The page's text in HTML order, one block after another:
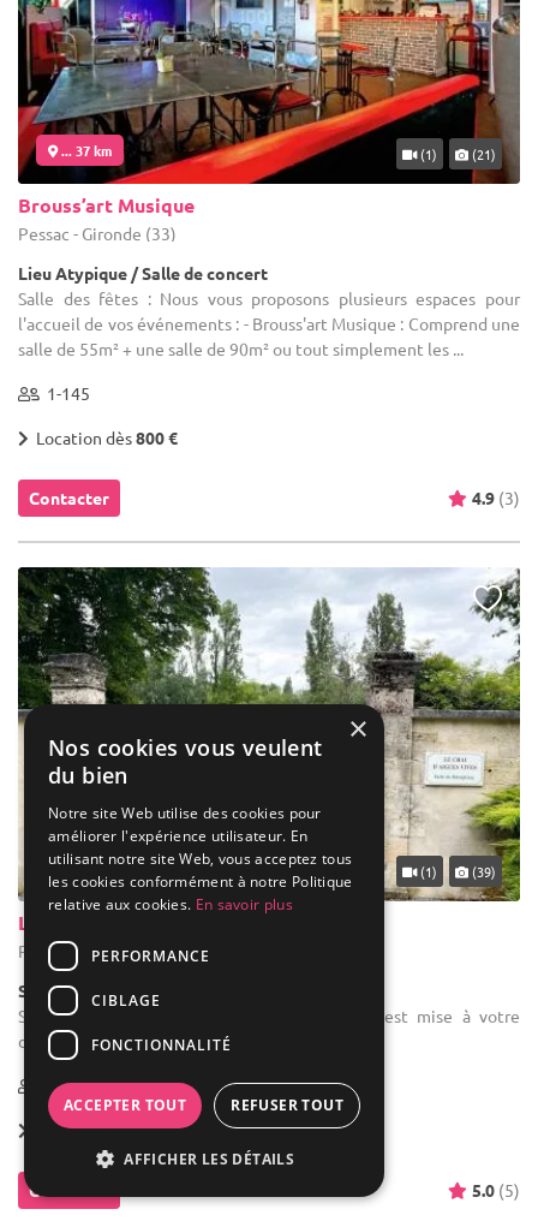
... 37 km (1) (21)
Brouss’art Musique
Pessac - Gironde (33)
Lieu Atypique / Salle de concert
Salle des fêtes : Nous vous proposons plusieurs espaces pour
l'accueil de vos événements : - Brouss'art Musique : Comprend une
salle de 55m² + une salle de 90m² ou tout simplement les ...
1-145
Location dès800 €
Contacter 4.9 (3)
... 37 km (1) (39)
Le Chai d'Aigues Vives
Pompignac - Gironde (33)
Salle de réception
Salle des fêtes : Une salle pour les enfants est mise à votre
disposition. Climatisation
10-163 12 max
Location dès1 700 €
Contacter 5.0 (5)
×
Nos cookies vous veulent
du bien
Notre site Web utilise des cookies pour
améliorer l'expérience utilisateur. En
utilisant notre site Web, vous acceptez tous
les cookies conformément à notre Politique
relative aux cookies. En savoir plus
PERFORMANCE
CIBLAGE
FONCTIONNALITÉ
ACCEPTER TOUT REFUSER TOUT
AFFICHER LES DÉTAILS